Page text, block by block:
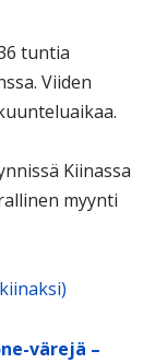
tuntia
Viiden
Kiinassa
myynti
värejä –